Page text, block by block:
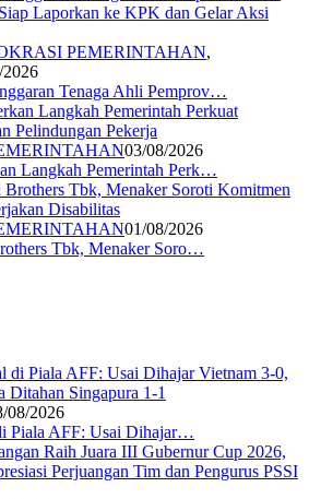
PEMERINTAHAN,
Tenaga Ahli Pemprov…
03/08/2026
Langkah Pemerintah Perk…
01/08/2026
Tbk, Menaker Soro…
08/2026
Piala AFF: Usai Dihajar…